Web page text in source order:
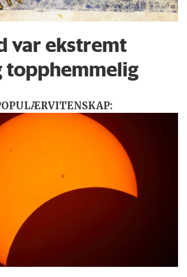
var ekstremt
topphemmelig